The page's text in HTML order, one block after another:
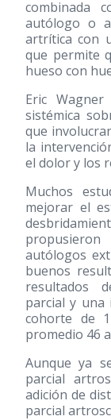
combinada
autólogo o
artrítica con
que permite
hueso con
Eric
sistémica
que
la
el dolor y los
Muchos
mejorar el
autólogos
buenos
resultados
parcial y una
cohorte de
promedio 46
Aunque ya
parcial
adición de
parcial